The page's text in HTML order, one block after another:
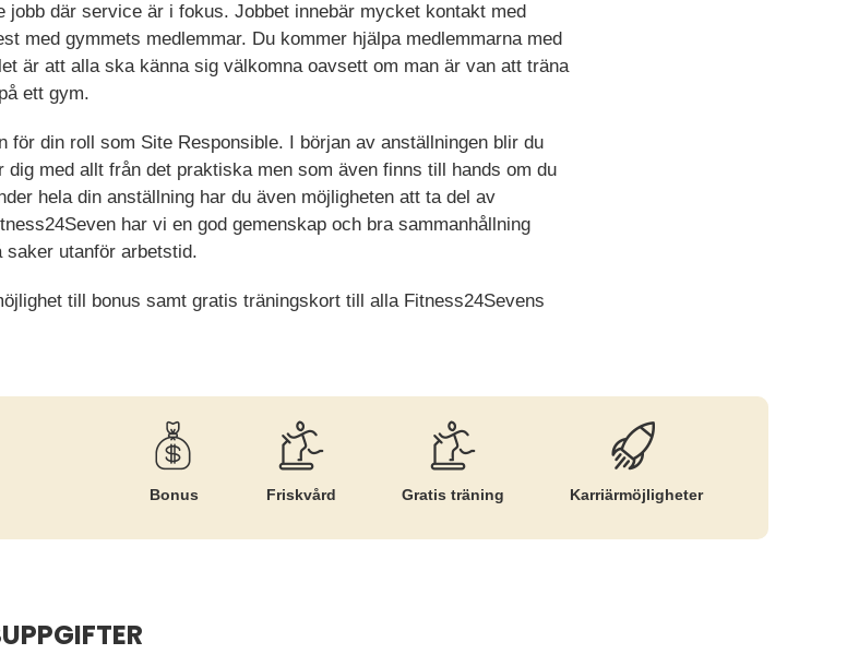
jobb där service är i fokus. Jobbet innebär mycket kontakt med
med gymmets medlemmar. Du kommer hjälpa medlemmarna med
är att alla ska känna sig välkomna oavsett om man är van att träna
ett gym.
för din roll som Site Responsible. I början av anställningen blir du
med allt från det praktiska men som även finns till hands om du
hela din anställning har du även möjligheten att ta del av
har vi en god gemenskap och bra sammanhållning
saker utanför arbetstid.
till bonus samt gratis träningskort till alla Fitness24Sevens
Bonus Friskvård Gratis träning Karriär­möjligheter